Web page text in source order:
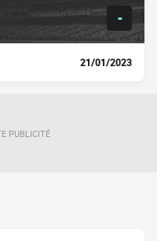
-
21/01/2023
PUBLICITÉ